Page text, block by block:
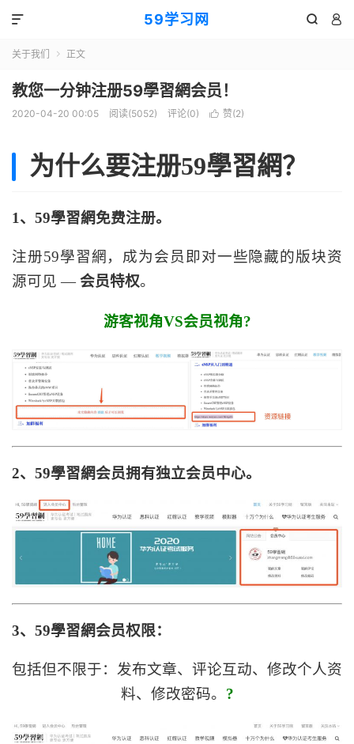
59学习网  

关于我们  正文
教您一分钟注册59學習網会员！
2020-04-20 00:05 阅读(5052) 评论(0)  赞(2)
为什么要注册59學習網？
1、59學習網免费注册。
注册59學習網，成为会员即对一些隐藏的版块资
源可见 —会员特权。
游客视角VS会员视角?
2、59學習網会员拥有独立会员中心。
3、59學習網会员权限：
包括但不限于：发布文章、评论互动、修改个人资
料、修改密码。 ?